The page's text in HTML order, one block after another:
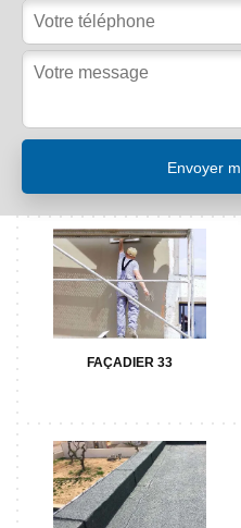
FAÇADIER 33